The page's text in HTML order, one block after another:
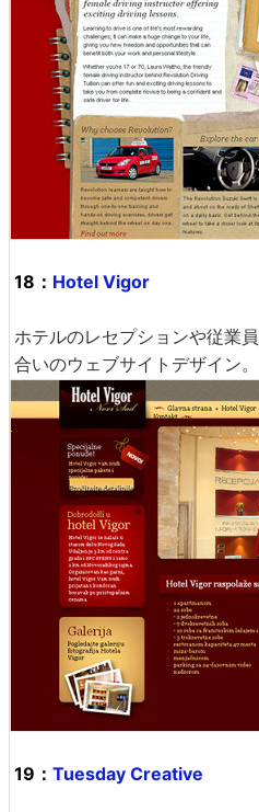
18： Hotel Vigor
ホテルのレセプションや従業
合いのウェブサイトデザイン。
19： Tuesday Creative